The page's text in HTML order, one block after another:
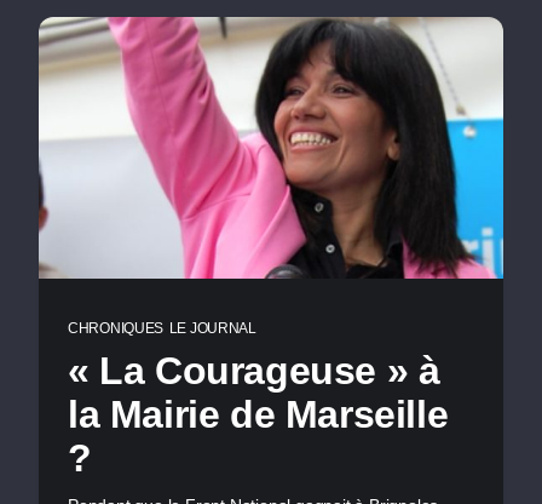
CHRONIQUES LE JOURNAL
« La Courageuse » à
la Mairie de Marseille
?